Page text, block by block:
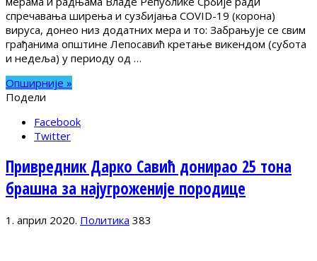
спречавања ширења и сузбијања COVID-19 (корона)
вируса, донео низ додатних мера и то: Забрањује се свим
грађанима општине Лепосавић кретање викендом (субота
и недеља) у периоду од …
Опширније »
Подели
Facebook
Twitter
Привредник Дарко Савић донирао 25 тона
брашна за најугроженије породице
1. април 2020. Политика 383